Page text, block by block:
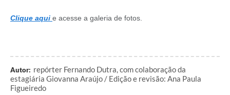
Clique aqui e acesse a galeria de fotos.
Autor: repórter Fernando Dutra, com colaboração da
estagiária Giovanna Araújo / Edição e revisão: Ana Paula
Figueiredo